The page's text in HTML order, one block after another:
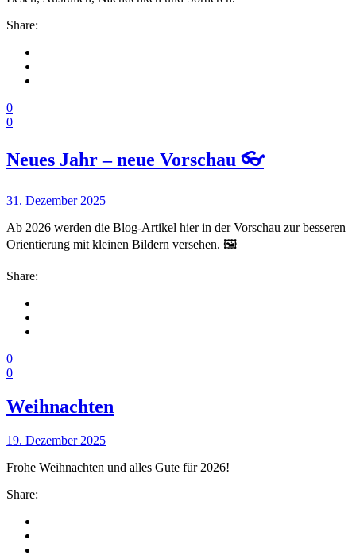
Share:
0
0
Neues Jahr – neue Vorschau 👓
31. Dezember 2025
Ab 2026 werden die Blog-Artikel hier in der Vorschau zur besseren
Orientierung mit kleinen Bildern versehen. 🖼️
Share:
0
0
Weihnachten
19. Dezember 2025
Frohe Weihnachten und alles Gute für 2026!
Share: